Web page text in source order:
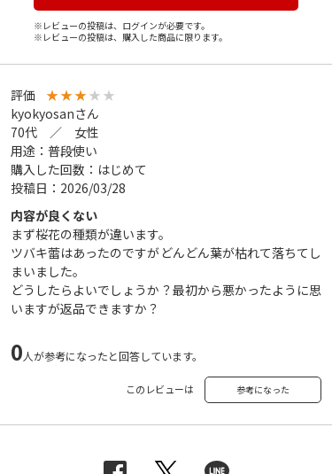
※レビューの投稿は、ログインが必要です。
※レビューの投稿は、購入した商品に限ります。
評価 ★★★★ ★
kyokyosanさん
70代 ／ 女性
用途：普段使い
購入した回数：はじめて
投稿日：2026/03/28
内容が良くない
まず桜花の種類が違います。
ツバキ蕾はあったのですがどんどん葉が枯れて落ちてし
まいました。
どうしたらよいでしょうか？最初から悪かったように思
いますが返品できますか？
0人が参考になったと回答しています。
このレビューは 参考になった